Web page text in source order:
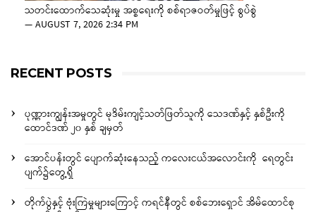
သတင်းထောက်သေဆုံးမှု အစ္စရေးကို စစ်ရာဇဝတ်မှုဖြင့် စွပ်စွဲ
—AUGUST 7, 2026 2:34 PM
RECENT POSTS
ပုဏ္ဏားကျွန်းအမှုတွင် မုဒိမ်းကျင့်သတ်ဖြတ်သူကို သေဒဏ်နှင့် နှစ်ဦးကို
ထောင်ဒဏ် ၂၀ နှစ် ချမှတ်
အောင်ပန်းတွင် ပျောက်ဆုံးနေသည့် ကလေးငယ်အလောင်းကို ရေတွင်း
ပျက်၌တွေ့ရှိ
တိုက်ပွဲနှင့် ဗုံးကြဲမှုများကြောင့် ကရင်နီတွင် စစ်ဘေးရှောင် အိမ်ထောင်စု